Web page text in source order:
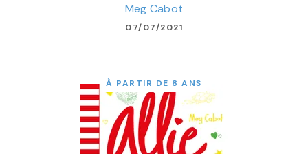
Meg Cabot
07/07/2021
À PARTIR DE 8 ANS